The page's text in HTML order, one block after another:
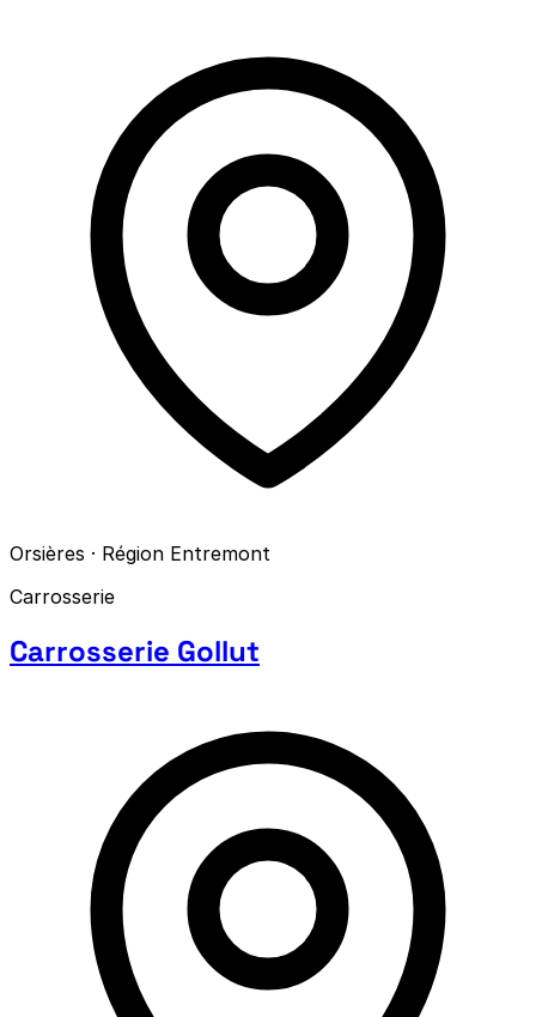
Orsières · Région Entremont
Carrosserie
Carrosserie Gollut